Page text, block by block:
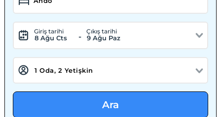
Giriş tarihi
8 Ağu Cts -
Çıkış tarihi
9 Ağu Paz
Ara